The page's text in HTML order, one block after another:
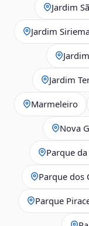
Jardim
Jardim Siriema
Jardim
Marmeleiro
Nova
Parque
Parque dos
Parque